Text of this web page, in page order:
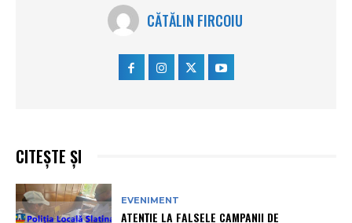
CĂTĂLIN FIRCOIU
CITEȘTE ȘI
EVENIMENT
ATENȚIE LA FALSELE CAMPANII DE